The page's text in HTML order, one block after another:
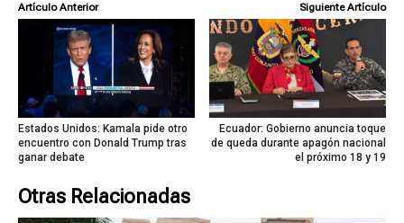
Artículo Anterior
Estados Unidos: Kamala pide otro
encuentro con Donald Trump tras
ganar debate
Siguiente Artículo
Ecuador: Gobierno anuncia toque
de queda durante apagón nacional
el próximo 18 y 19
Otras Relacionadas